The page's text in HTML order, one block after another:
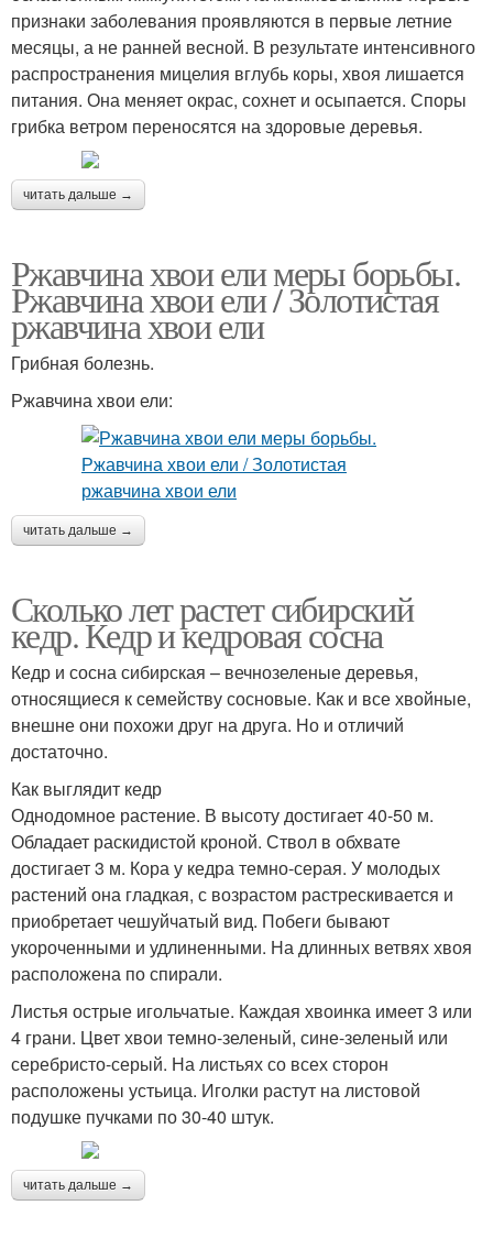
признаки заболевания проявляются в первые летние
месяцы, а не ранней весной. В результате интенсивного
распространения мицелия вглубь коры, хвоя лишается
питания. Она меняет окрас, сохнет и осыпается. Споры
грибка ветром переносятся на здоровые деревья.
читать дальше →
Ржавчина хвои ели меры борьбы.
Ржавчина хвои ели / Золотистая
ржавчина хвои ели
Грибная болезнь.
Ржавчина хвои ели:
читать дальше →
Сколько лет растет сибирский
кедр. Кедр и кедровая сосна
Кедр и сосна сибирская – вечнозеленые деревья,
относящиеся к семейству сосновые. Как и все хвойные,
внешне они похожи друг на друга. Но и отличий
достаточно.
Как выглядит кедр
Однодомное растение. В высоту достигает 40-50 м.
Обладает раскидистой кроной. Ствол в обхвате
достигает 3 м. Кора у кедра темно-серая. У молодых
растений она гладкая, с возрастом растрескивается и
приобретает чешуйчатый вид. Побеги бывают
укороченными и удлиненными. На длинных ветвях хвоя
расположена по спирали.
Листья острые игольчатые. Каждая хвоинка имеет 3 или
4 грани. Цвет хвои темно-зеленый, сине-зеленый или
серебристо-серый. На листьях со всех сторон
расположены устьица. Иголки растут на листовой
подушке пучками по 30-40 штук.
читать дальше →